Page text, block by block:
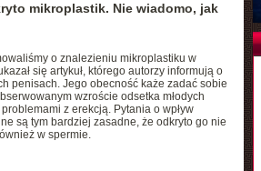
mikroplastik. Nie wiadomo, jak
o znalezieniu mikroplastiku w
się artykuł, którego autorzy informują o
penisach. Jego obecność każe zadać sobie
wzroście odsetka młodych
z erekcją. Pytania o wpływ
są tym bardziej zasadne, że odkryto go nie
w spermie.